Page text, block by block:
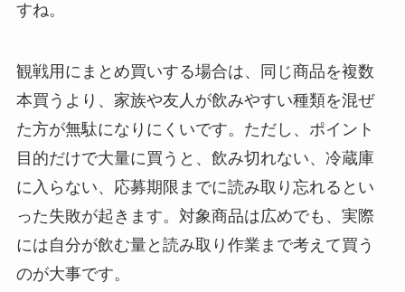
すね。
観戦用にまとめ買いする場合は、同じ商品を複数
本買うより、家族や友人が飲みやすい種類を混ぜ
た方が無駄になりにくいです。ただし、ポイント
目的だけで大量に買うと、飲み切れない、冷蔵庫
に入らない、応募期限までに読み取り忘れるとい
った失敗が起きます。対象商品は広めでも、実際
には自分が飲む量と読み取り作業まで考えて買う
のが大事です。